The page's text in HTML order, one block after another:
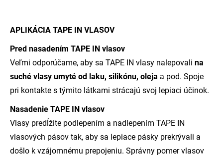
APLIKÁCIA TAPE IN VLASOV
Pred nasadením TAPE IN vlasov
Veľmi odporúčame, aby sa TAPE IN vlasy nalepovali na
suché vlasy umyté od laku, silikónu, oleja a pod. Spoje
pri kontakte s týmito látkami strácajú svoj lepiaci účinok.
Nasadenie TAPE IN vlasov
Vlasy predĺžite podlepením a nadlepením TAPE IN
vlasových pásov tak, aby sa lepiace pásky prekrývali a
došlo k vzájomnému prepojeniu. Správny pomer vlasov